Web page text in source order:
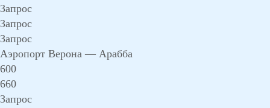
Запрос
Запрос
Запрос
Аэропорт Верона — Арабба
600
660
Запрос